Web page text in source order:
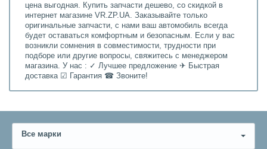
цена выгодная. Купить запчасти дешево, со скидкой в
интернет магазине VR.ZP.UA. Заказывайте только
оригинальные запчасти, с нами ваш автомобиль всегда
будет оставаться комфортным и безопасным. Если у вас
возникли сомнения в совместимости, трудности при
подборе или другие вопросы, свяжитесь с менеджером
магазина. У нас : ✓ Лучшее предложение ✈ Быстрая
доставка ☑ Гарантия ☎ Звоните!
Все марки